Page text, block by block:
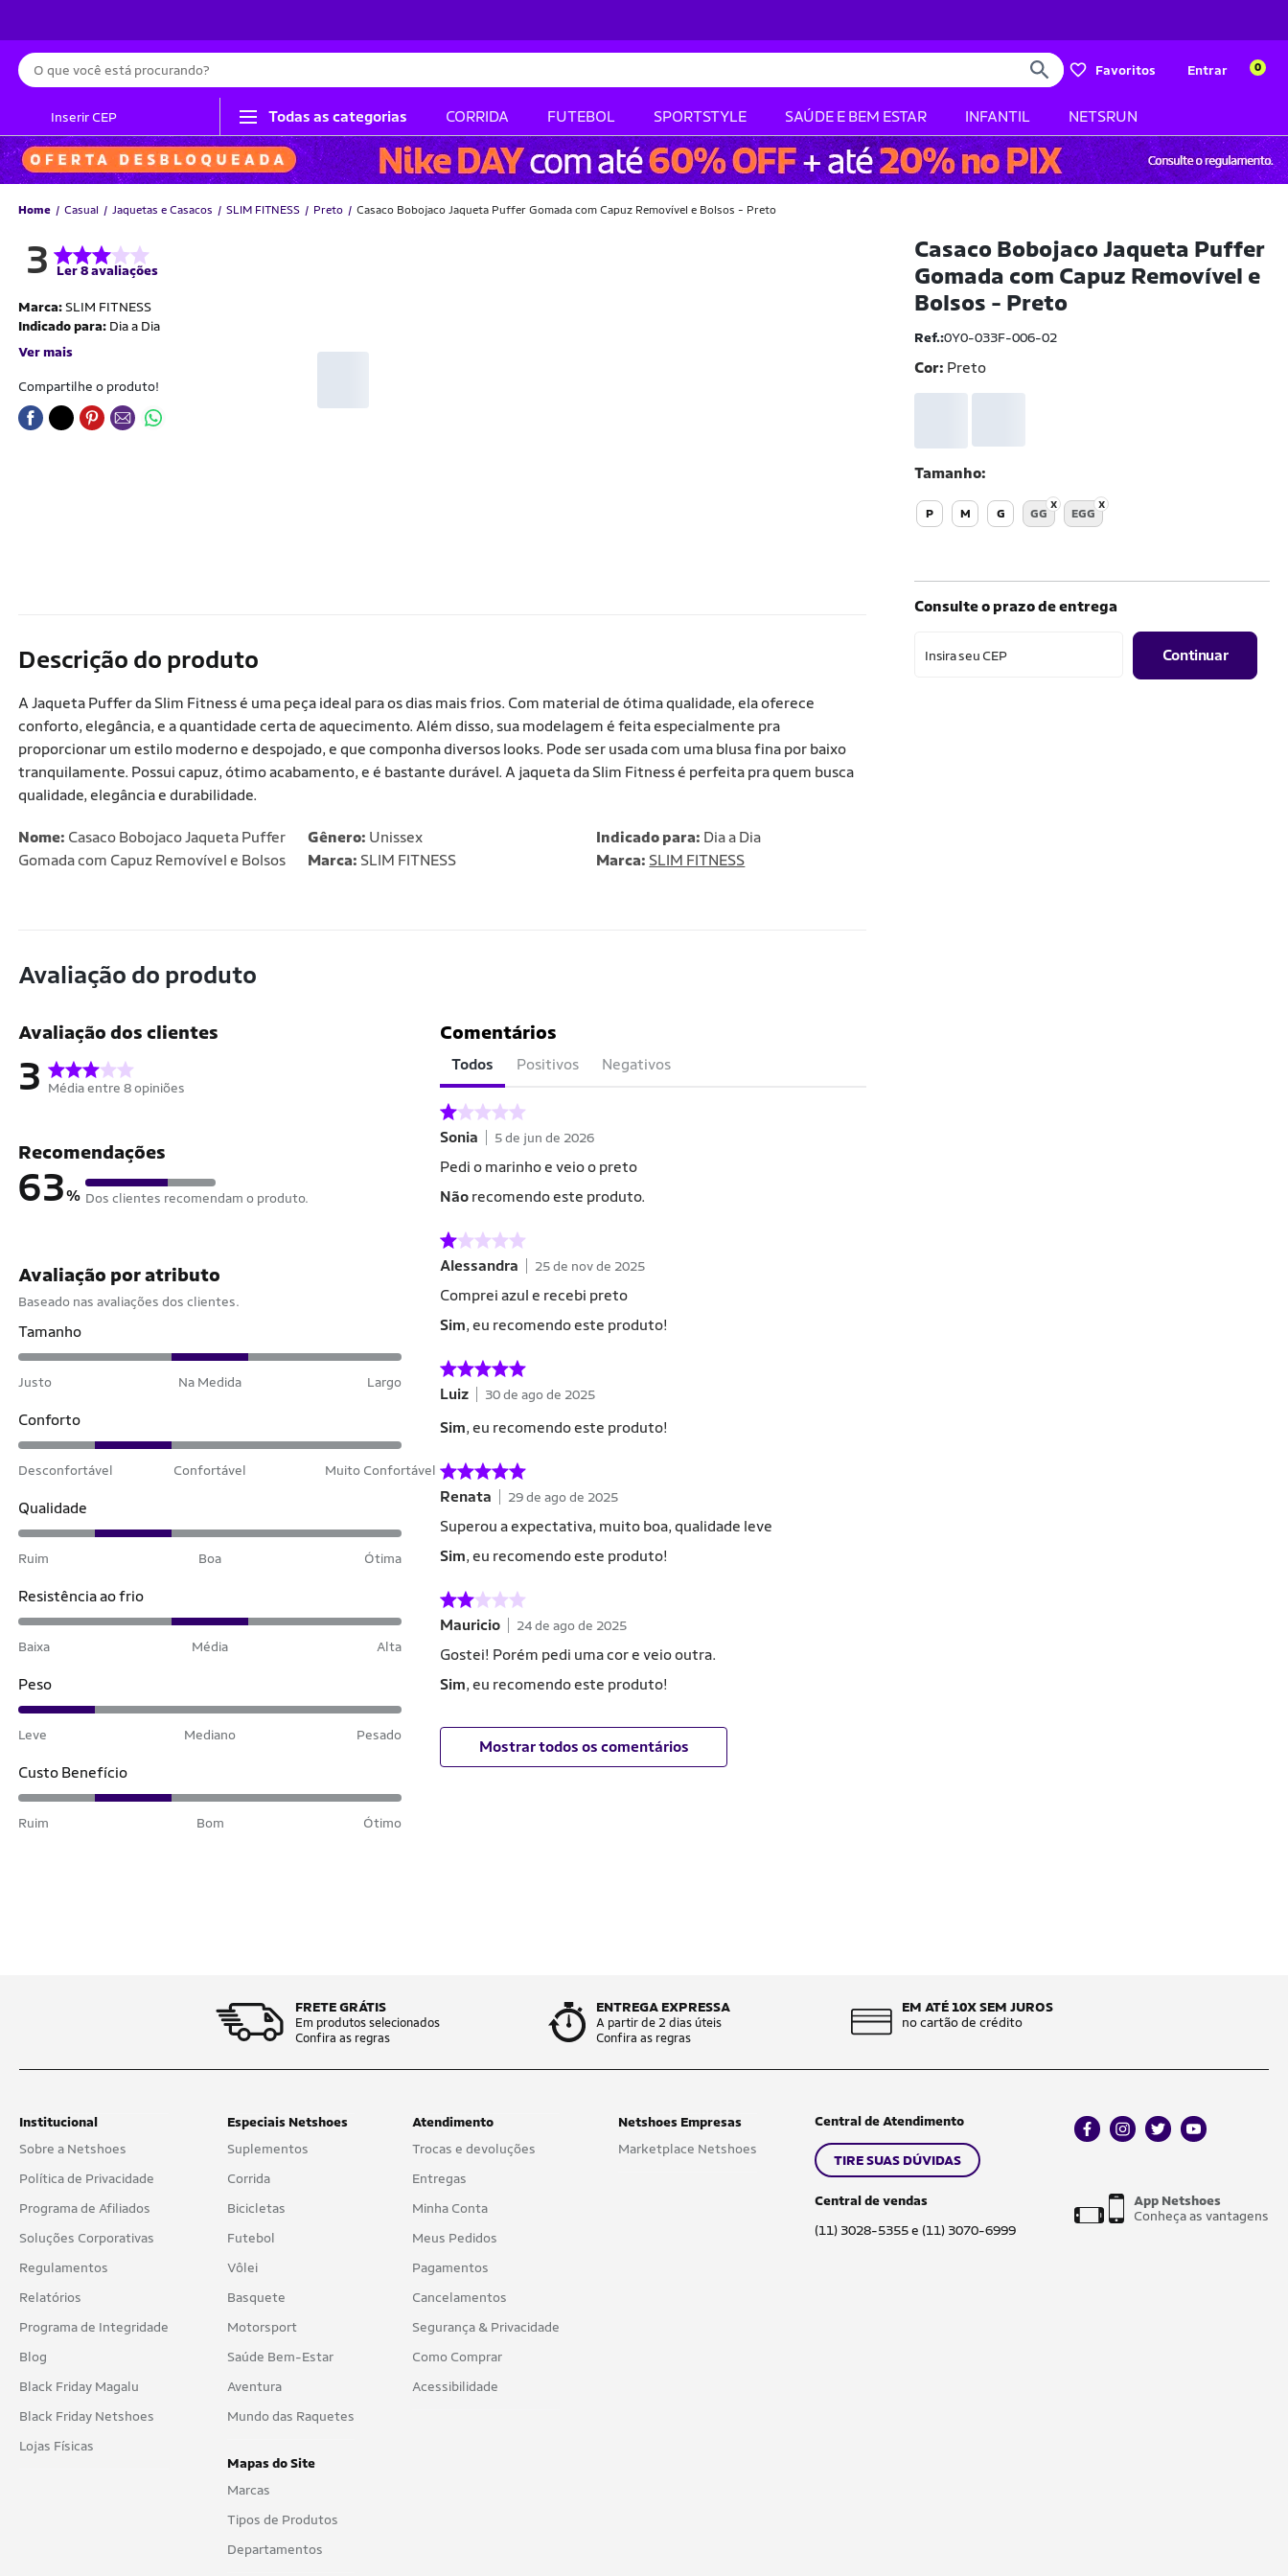
Busca
Favoritos Entrar 0
Inserir CEP Todas as categorias CORRIDA FUTEBOL SPORTSTYLE SAÚDE E BEM ESTAR INFANTIL NETSRUN
Home Casual Jaquetas e Casacos SLIM FITNESS Preto Casaco Bobojaco Jaqueta Puffer Gomada com Capuz Removível e Bolsos - Preto
3 Ler 8 avaliações
Marca:SLIM FITNESS
Indicado para: Dia a Dia
Ver mais
Compartilhe o produto!
Casaco Bobojaco Jaqueta Puffer
Gomada com Capuz Removível e
Bolsos - Preto
Ref.:0Y0-033F-006-02
Cor: Preto
Tamanho
P M G GG EGG
Consulte o prazo de entrega
Insira seu CEP Continuar
Descrição do produto
A Jaqueta Puffer da Slim Fitness é uma peça ideal para os dias mais frios. Com material de ótima qualidade, ela oferece
conforto, elegância, e a quantidade certa de aquecimento. Além disso, sua modelagem é feita especialmente pra
proporcionar um estilo moderno e despojado, e que componha diversos looks. Pode ser usada com uma blusa fina por baixo
tranquilamente. Possui capuz, ótimo acabamento, e é bastante durável. A jaqueta da Slim Fitness é perfeita pra quem busca
qualidade, elegância e durabilidade.
Nome: Casaco Bobojaco Jaqueta Puffer
Gomada com Capuz Removível e Bolsos
Gênero: Unissex
Marca: SLIM FITNESS
Indicado para: Dia a Dia
Marca: SLIM FITNESS
Avaliação do produto
Avaliação dos clientes
3 Média entre 8 opiniões
Recomendações
63% Dos clientes recomendam o produto.
Avaliação por atributo
Baseado nas avaliações dos clientes.
Tamanho
Justo Na Medida Largo
Conforto
Desconfortável Confortável Muito Confortável
Qualidade
Ruim Boa Ótima
Resistência ao frio
Baixa Média Alta
Peso
Leve Mediano Pesado
Custo Benefício
Ruim Bom Ótimo
Comentários
Todos Positivos Negativos
Sonia 5 de jun de 2026
Pedi o marinho e veio o preto
Não recomendo este produto.
Alessandra 25 de nov de 2025
Comprei azul e recebi preto
Sim, eu recomendo este produto!
Luiz 30 de ago de 2025
Sim, eu recomendo este produto!
Renata 29 de ago de 2025
Superou a expectativa, muito boa, qualidade leve
Sim, eu recomendo este produto!
Mauricio 24 de ago de 2025
Gostei! Porém pedi uma cor e veio outra.
Sim, eu recomendo este produto!
Mostrar todos os comentários
FRETE GRÁTIS
Em produtos selecionados
Confira as regras
ENTREGA EXPRESSA
A partir de 2 dias úteis
Confira as regras
EM ATÉ 10X SEM JUROS
no cartão de crédito
Institucional
Sobre a Netshoes
Política de Privacidade
Programa de Afiliados
Soluções Corporativas
Regulamentos
Relatórios
Programa de Integridade
Blog
Black Friday Magalu
Black Friday Netshoes
Lojas Físicas
Especiais Netshoes
Suplementos
Corrida
Bicicletas
Futebol
Vôlei
Basquete
Motorsport
Saúde Bem-Estar
Aventura
Mundo das Raquetes
Mapas do Site
Marcas
Tipos de Produtos
Departamentos
Atendimento
Trocas e devoluções
Entregas
Minha Conta
Meus Pedidos
Pagamentos
Cancelamentos
Segurança & Privacidade
Como Comprar
Acessibilidade
Netshoes Empresas
Marketplace Netshoes
Central de Atendimento
TIRE SUAS DÚVIDAS
Central de vendas
(11) 3028-5355 e (11) 3070-6999
facebookinstagram
twitteryoutube
App Netshoes
Conheça as vantagens